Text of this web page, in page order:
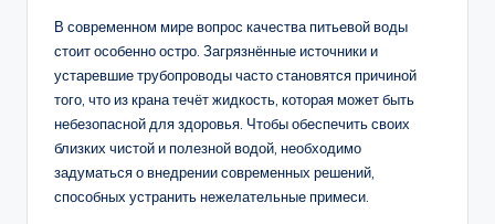
В современном мире вопрос качества питьевой воды
стоит особенно остро. Загрязнённые источники и
устаревшие трубопроводы часто становятся причиной
того, что из крана течёт жидкость, которая может быть
небезопасной для здоровья. Чтобы обеспечить своих
близких чистой и полезной водой, необходимо
задуматься о внедрении современных решений,
способных устранить нежелательные примеси.